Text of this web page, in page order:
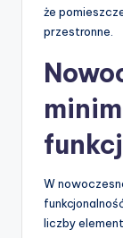
że
przestronne.
W
liczby